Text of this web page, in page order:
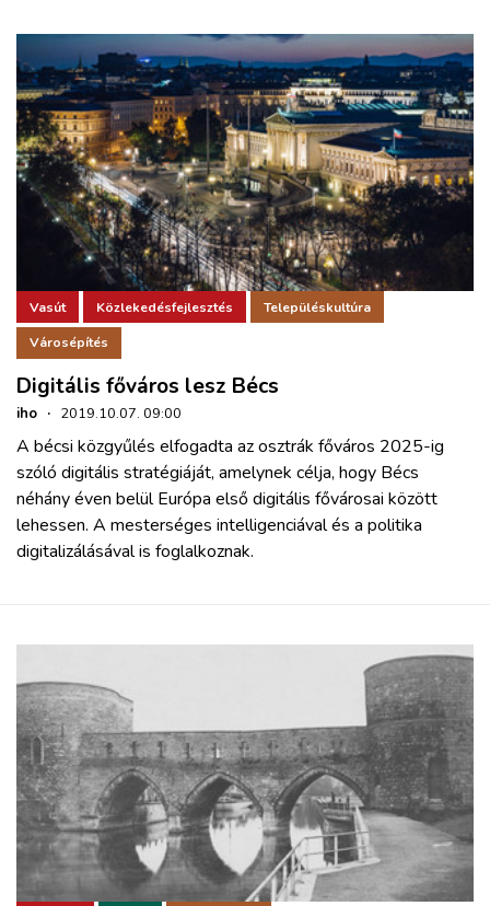
Vasút Közlekedésfejlesztés Településkultúra
Városépítés
Digitális főváros lesz Bécs
iho · 2019.10.07. 09:00
A bécsi közgyűlés elfogadta az osztrák főváros 2025-ig
szóló digitális stratégiáját, amelynek célja, hogy Bécs
néhány éven belül Európa első digitális fővárosai között
lehessen. A mesterséges intelligenciával és a politika
digitalizálásával is foglalkoznak.